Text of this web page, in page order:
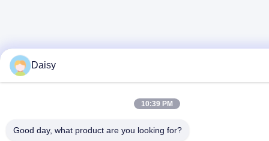
Daisy
10:39 PM
Good day, what product are you looking for?